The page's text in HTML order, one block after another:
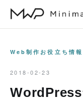
Web制作お役立ち情報
2018-02-23